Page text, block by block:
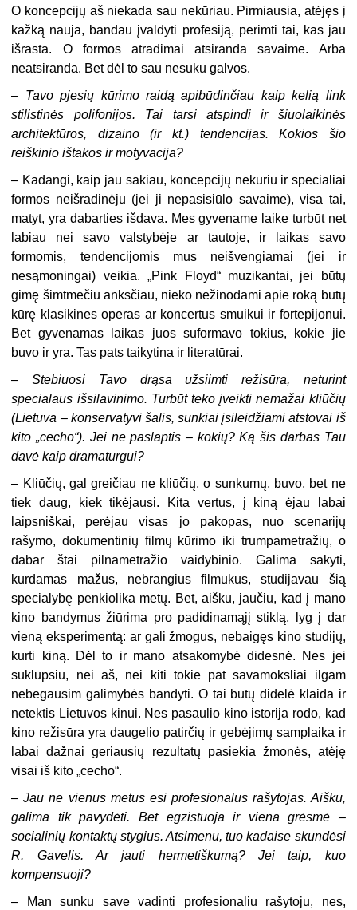
O koncepcijų aš niekada sau nekūriau. Pirmiausia, atėjęs į
kažką nauja, bandau įvaldyti profesiją, perimti tai, kas jau
išrasta. O formos atradimai atsiranda savaime. Arba
neatsiranda. Bet dėl to sau nesuku galvos.
– Tavo pjesių kūrimo raidą apibūdinčiau kaip kelią link
stilistinės polifonijos. Tai tarsi atspindi ir šiuolaikinės
architektūros, dizaino (ir kt.) tendencijas. Kokios šio
reiškinio ištakos ir motyvacija?
– Kadangi, kaip jau sakiau, koncepcijų nekuriu ir specialiai
formos neišradinėju (jei ji nepasisiūlo savaime), visa tai,
matyt, yra dabarties išdava. Mes gyvename laike turbūt net
labiau nei savo valstybėje ar tautoje, ir laikas savo
formomis, tendencijomis mus neišvengiamai (jei ir
nesąmoningai) veikia. „Pink Floyd“ muzikantai, jei būtų
gimę šimtmečiu anksčiau, nieko nežinodami apie roką būtų
kūrę klasikines operas ar koncertus smuikui ir fortepijonui.
Bet gyvenamas laikas juos suformavo tokius, kokie jie
buvo ir yra. Tas pats taikytina ir literatūrai.
–Stebiuosi Tavo drąsa užsiimti režisūra, neturint
specialaus išsilavinimo. Turbūt teko įveikti nemažai kliūčių
(Lietuva – konservatyvi šalis, sunkiai įsileidžiami atstovai iš
kito „cecho“). Jei ne paslaptis – kokių? Ką šis darbas Tau
davė kaip dramaturgui?
– Kliūčių, gal greičiau ne kliūčių, o sunkumų, buvo, bet ne
tiek daug, kiek tikėjausi. Kita vertus, į kiną ėjau labai
laipsniškai, perėjau visas jo pakopas, nuo scenarijų
rašymo, dokumentinių filmų kūrimo iki trumpametražių, o
dabar štai pilnametražio vaidybinio. Galima sakyti,
kurdamas mažus, nebrangius filmukus, studijavau šią
specialybę penkiolika metų. Bet, aišku, jaučiu, kad į mano
kino bandymus žiūrima pro padidinamąjį stiklą, lyg į dar
vieną eksperimentą: ar gali žmogus, nebaigęs kino studijų,
kurti kiną. Dėl to ir mano atsakomybė didesnė. Nes jei
suklupsiu, nei aš, nei kiti tokie pat savamoksliai ilgam
nebegausim galimybės bandyti. O tai būtų didelė klaida ir
netektis Lietuvos kinui. Nes pasaulio kino istorija rodo, kad
kino režisūra yra daugelio patirčių ir gebėjimų samplaika ir
labai dažnai geriausių rezultatų pasiekia žmonės, atėję
visai iš kito „cecho“.
–Jau ne vienus metus esi profesionalus rašytojas. Aišku,
galima tik pavydėti. Bet egzistuoja ir viena grėsmė –
socialinių kontaktų stygius. Atsimenu, tuo kadaise skundėsi
R. Gavelis. Ar jauti hermetiškumą? Jei taip, kuo
kompensuoji?
– Man sunku save vadinti profesionaliu rašytoju, nes,